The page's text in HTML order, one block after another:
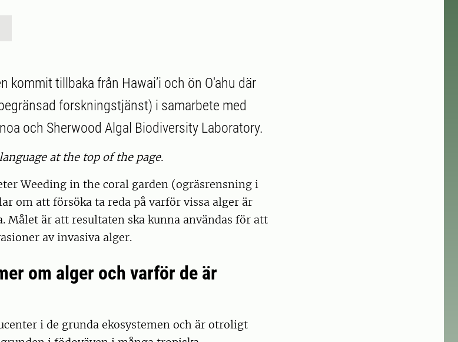
kommit tillbaka från Hawai’i och ön O'ahu där
forskningstjänst) i samarbete med
och Sherwood Algal Biodiversity Laboratory.
at the top of the page.
Weeding in the coral garden (ogräsrensning i
om att försöka ta reda på varför vissa alger är
Målet är att resultaten ska kunna användas för att
av invasiva alger.
om alger och varför de är
i de grunda ekosystemen och är otroligt